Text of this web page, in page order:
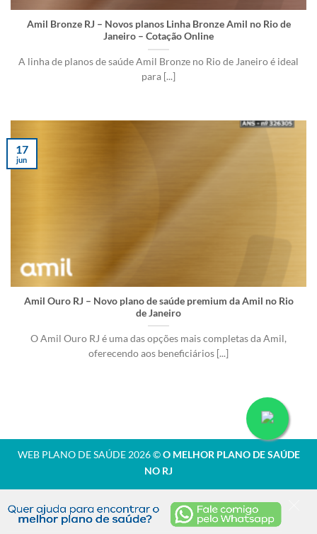
Amil Bronze RJ – Novos planos Linha Bronze Amil no Rio de
Janeiro – Cotação Online
A linha de planos de saúde Amil Bronze no Rio de Janeiro é ideal
para [...]
Amil Ouro RJ – Novo plano de saúde premium da Amil no Rio
de Janeiro
O Amil Ouro RJ é uma das opções mais completas da Amil,
oferecendo aos beneficiários [...]
17
jun
WEB PLANO DE SAÚDE 2026 ©O MELHOR PLANO DE SAÚDE
NO RJ